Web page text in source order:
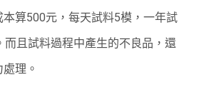
算500元，每天試料5模，一年試
而且試料過程中產生的不良品，還
理。